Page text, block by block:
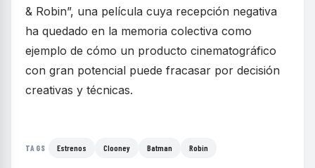
& Robin”, una película cuya recepción negativa
ha quedado en la memoria colectiva como
ejemplo de cómo un producto cinematográfico
con gran potencial puede fracasar por decisión
creativas y técnicas.
TAGS Estrenos Clooney Batman Robin